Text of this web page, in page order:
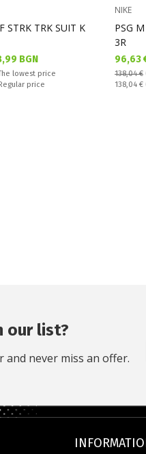
STRK TRK SUIT K
BGN
lowest price
price
NIKE
PSG
3R
96,63
138,04 €
Regular
138,04 €
our list?
and never miss an offer.